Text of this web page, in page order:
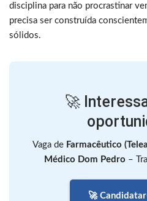
disciplina para não procrastinar
precisa ser construída
sólidos.
🚀
Vaga de Farmacêutico
Médico Dom Pedro –
🚀